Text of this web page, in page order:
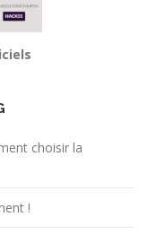
choisir la
!